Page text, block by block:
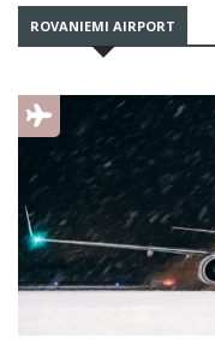
ROVANIEMI AIRPORT